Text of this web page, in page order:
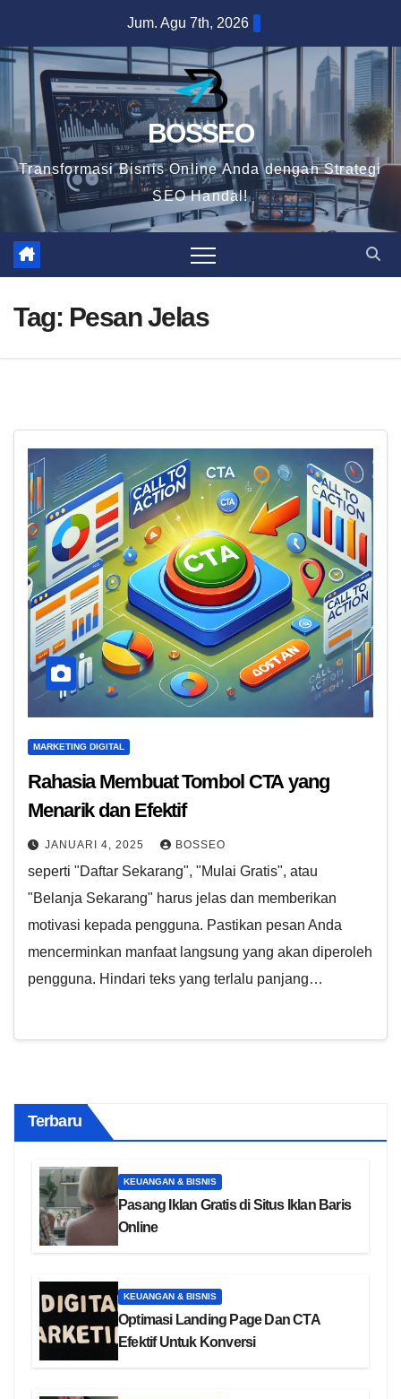
content
Jum. Agu 7th, 2026
BOSSEO
Transformasi Bisnis Online Anda dengan Strategi
SEO Handal!
Tag: Pesan Jelas
MARKETING DIGITAL
Rahasia Membuat Tombol CTA yang
Menarik dan Efektif
JANUARI 4, 2025 BOSSEO
seperti "Daftar Sekarang", "Mulai Gratis", atau
"Belanja Sekarang" harus jelas dan memberikan
motivasi kepada pengguna. Pastikan pesan Anda
mencerminkan manfaat langsung yang akan diperoleh
pengguna. Hindari teks yang terlalu panjang…
Terbaru
KEUANGAN & BISNIS
Pasang Iklan Gratis di Situs Iklan Baris
Online
KEUANGAN & BISNIS
Optimasi Landing Page Dan CTA
Efektif Untuk Konversi